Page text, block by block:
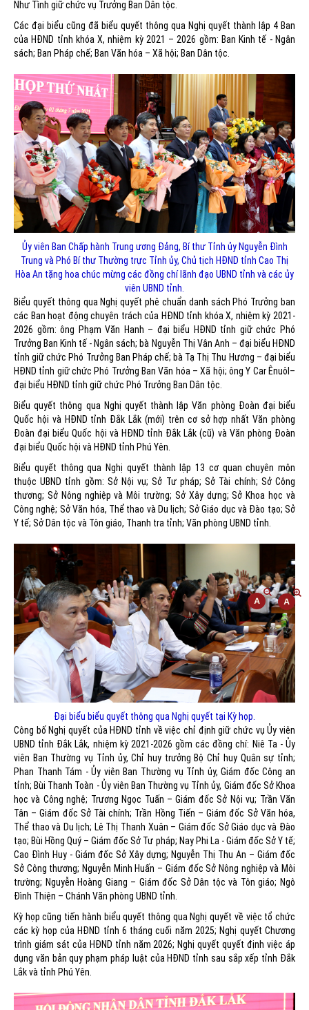
Như Tình giữ chức vụ Trưởng Ban Dân tộc.
Các đại biểu cũng đã biểu quyết thông qua Nghị quyết thành lập 4 Ban
của HĐND tỉnh khóa X, nhiệm kỳ 2021 – 2026 gồm: Ban Kinh tế - Ngân
sách; Ban Pháp chế; Ban Văn hóa – Xã hội; Ban Dân tộc.
Ủy viên Ban Chấp hành Trung ương Đảng, Bí thư Tỉnh ủy Nguyễn Đình
Trung và Phó Bí thư Thường trực Tỉnh ủy, Chủ tịch HĐND tỉnh Cao Thị
Hòa An tặng hoa chúc mừng các đồng chí lãnh đạo UBND tỉnh và các ủy
viên UBND tỉnh.
Biểu quyết thông qua Nghị quyết phê chuẩn danh sách Phó Trưởng ban
các Ban hoạt động chuyên trách của HĐND tỉnh khóa X, nhiệm kỳ 2021-
2026 gồm: ông Phạm Văn Hanh – đại biểu HĐND tỉnh giữ chức Phó
Trưởng Ban Kinh tế - Ngân sách; bà Nguyễn Thị Vân Anh – đại biểu HĐND
tỉnh giữ chức Phó Trưởng Ban Pháp chế; bà Tạ Thị Thu Hương – đại biểu
HĐND tỉnh giữ chức Phó Trưởng Ban Văn hóa – Xã hội; ông Y Car Ênuôl–
đại biểu HĐND tỉnh giữ chức Phó Trưởng Ban Dân tộc.
Biểu quyết thông qua Nghị quyết thành lập Văn phòng Đoàn đại biểu
Quốc hội và HĐND tỉnh Đắk Lắk (mới) trên cơ sở hợp nhất Văn phòng
Đoàn đại biểu Quốc hội và HĐND tỉnh Đắk Lắk (cũ) và Văn phòng Đoàn
đại biểu Quốc hội và HĐND tỉnh Phú Yên.
Biểu quyết thông qua Nghị quyết thành lập 13 cơ quan chuyên môn
thuộc UBND tỉnh gồm: Sở Nội vụ; Sở Tư pháp; Sở Tài chính; Sở Công
thương; Sở Nông nghiệp và Môi trường; Sở Xây dựng; Sở Khoa học và
Công nghệ; Sở Văn hóa, Thể thao và Du lịch; Sở Giáo dục và Đào tạo; Sở
Y tế; Sở Dân tộc và Tôn giáo, Thanh tra tỉnh; Văn phòng UBND tỉnh.
Đại biểu biểu quyết thông qua Nghị quyết tại Kỳ họp.
Công bố Nghị quyết của HĐND tỉnh về việc chỉ định giữ chức vụ Ủy viên
UBND tỉnh Đắk Lắk, nhiệm kỳ 2021-2026 gồm các đồng chí: Niê Ta - Ủy
viên Ban Thường vụ Tỉnh ủy, Chỉ huy trưởng Bộ Chỉ huy Quân sự tỉnh;
Phan Thanh Tám - Ủy viên Ban Thường vụ Tỉnh ủy, Giám đốc Công an
tỉnh; Bùi Thanh Toàn - Ủy viên Ban Thường vụ Tỉnh ủy, Giám đốc Sở Khoa
học và Công nghệ; Trương Ngọc Tuấn – Giám đốc Sở Nội vụ; Trần Văn
Tân – Giám đốc Sở Tài chính; Trần Hồng Tiến – Giám đốc Sở Văn hóa,
Thể thao và Du lịch; Lê Thị Thanh Xuân – Giám đốc Sở Giáo dục và Đào
tạo; Bùi Hồng Quý – Giám đốc Sở Tư pháp; Nay Phi La - Giám đốc Sở Y tế;
Cao Đình Huy - Giám đốc Sở Xây dựng; Nguyễn Thị Thu An – Giám đốc
Sở Công thương; Nguyễn Minh Huấn – Giám đốc Sở Nông nghiệp và Môi
trường; Nguyễn Hoàng Giang – Giám đốc Sở Dân tộc và Tôn giáo; Ngô
Đình Thiện – Chánh Văn phòng UBND tỉnh.
Kỳ họp cũng tiến hành biểu quyết thông qua Nghị quyết về việc tổ chức
các kỳ họp của HĐND tỉnh 6 tháng cuối năm 2025; Nghị quyết Chương
trình giám sát của HĐND tỉnh năm 2026; Nghị quyết quyết định việc áp
dụng văn bản quy phạm pháp luật của HĐND tỉnh sau sắp xếp tỉnh Đắk
Lắk và tỉnh Phú Yên.